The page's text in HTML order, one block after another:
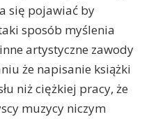
się pojawiać by
sposób myślenia
artystyczne zawody
że napisanie książki
niż ciężkiej pracy, że
muzycy niczym